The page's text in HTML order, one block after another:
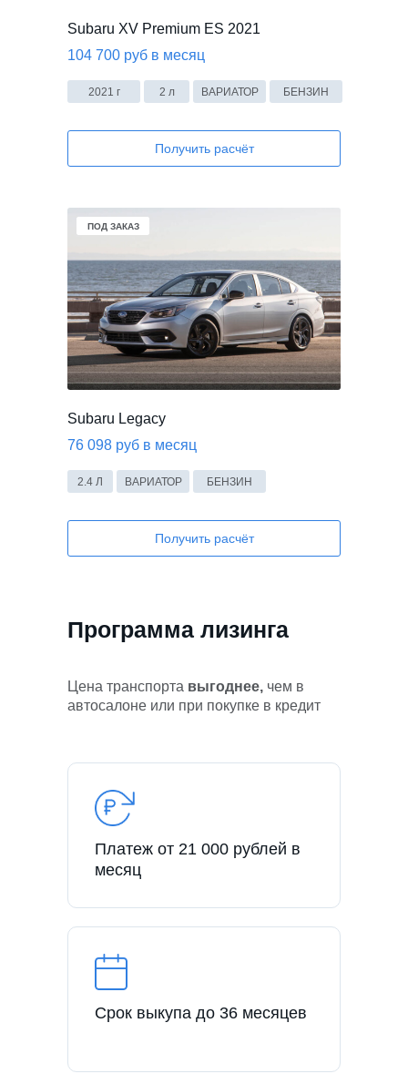
Subaru XV Premium ES 2021
104 700 руб в месяц
2 л ВАРИАТОР БЕНЗИН
2021 г
Получить расчёт
Subaru Legacy
76 098 руб в месяц
Получить расчёт
ПОД ЗАКАЗ
2.4 Л ВАРИАТОР БЕНЗИН
ПОД ЗАКАЗ
Программа лизинга
Цена транспорта выгоднее, чем в
автосалоне или при покупке в кредит
Платеж от 21 000 рублей в
месяц
Срок выкупа до 36 месяцев